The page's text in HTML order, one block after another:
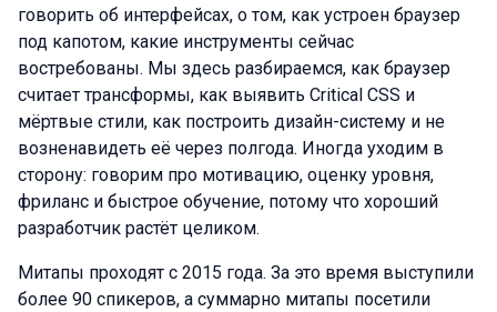
говорить об интерфейсах, о том, как устроен браузер
под капотом, какие инструменты сейчас
востребованы. Мы здесь разбираемся, как браузер
считает трансформы, как выявить Critical CSS и
мёртвые стили, как построить дизайн-систему и не
возненавидеть её через полгода. Иногда уходим в
сторону: говорим про мотивацию, оценку уровня,
фриланс и быстрое обучение, потому что хороший
разработчик растёт целиком.
Митапы проходят с 2015 года. За это время выступили
более 90 спикеров, а суммарно митапы посетили